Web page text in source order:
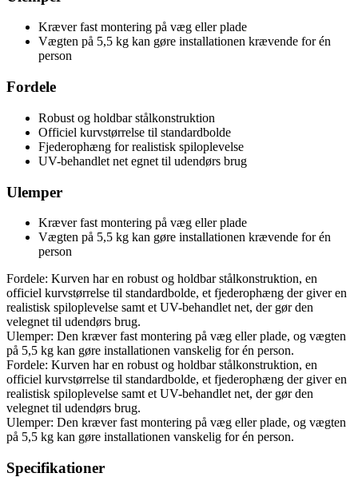
Kræver fast montering på væg eller plade
Vægten på 5,5 kg kan gøre installationen krævende for én
person
Fordele
Robust og holdbar stålkonstruktion
Officiel kurvstørrelse til standardbolde
Fjederophæng for realistisk spiloplevelse
UV-behandlet net egnet til udendørs brug
Ulemper
Kræver fast montering på væg eller plade
Vægten på 5,5 kg kan gøre installationen krævende for én
person
Fordele: Kurven har en robust og holdbar stålkonstruktion, en
officiel kurvstørrelse til standardbolde, et fjederophæng der giver en
realistisk spiloplevelse samt et UV-behandlet net, der gør den
velegnet til udendørs brug.
Ulemper: Den kræver fast montering på væg eller plade, og vægten
på 5,5 kg kan gøre installationen vanskelig for én person.
Fordele: Kurven har en robust og holdbar stålkonstruktion, en
officiel kurvstørrelse til standardbolde, et fjederophæng der giver en
realistisk spiloplevelse samt et UV-behandlet net, der gør den
velegnet til udendørs brug.
Ulemper: Den kræver fast montering på væg eller plade, og vægten
på 5,5 kg kan gøre installationen vanskelig for én person.
Specifikationer